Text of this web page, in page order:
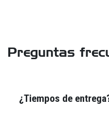
Preguntas
¿Tiempos de